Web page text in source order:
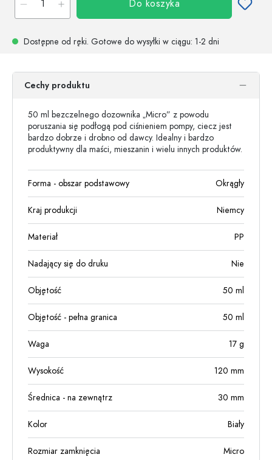
Do koszyka
Dostępne od ręki. Gotowe do wysyłki w ciągu: 1-2 dni
Cechy produktu
50 ml bezczelnego dozownika „Micro” z powodu
poruszania się podłogą pod ciśnieniem pompy, ciecz jest
bardzo dobrze i drobno od dawcy. Idealny i bardzo
produktywny dla maści, mieszanin i wielu innych produktów.
Forma - obszar podstawowy Okrągły
Kraj produkcji Niemcy
Materiał PP
Nadający się do druku Nie
Objętość 50 ml
Objętość - pełna granica 50 ml
Waga 17 g
Wysokość 120 mm
Średnica - na zewnątrz 30 mm
Kolor Biały
Rozmiar zamknięcia Micro